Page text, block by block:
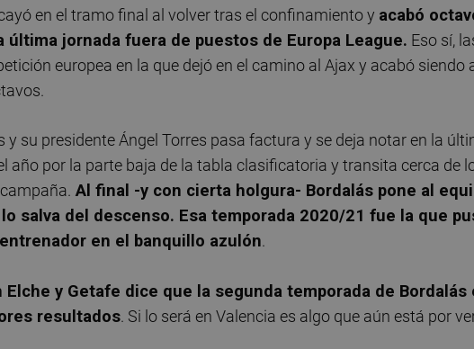
en el tramo final al volver tras el confinamiento y acabó
última jornada fuera de puestos de Europa League. Eso sí,
europea en la que dejó en el camino al Ajax y acabó siendo
y su presidente Ángel Torres pasa factura y se deja notar en la
año por la parte baja de la tabla clasificatoria y transita cerca de
Al final -y con cierta holgura- Bordalás pone al
salva del descenso. Esa temporada 2020/21 fue la que
en el banquillo azulón.
Elche y Getafe dice que la segunda temporada de Bordalás
resultados. Si lo será en Valencia es algo que aún está por